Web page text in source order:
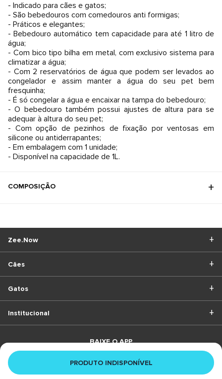
PRODUTO INDISPONÍVEL
- Indicado para cães e gatos;
- São bebedouros com comedouros anti formigas;
- Práticos e elegantes;
- Bebedouro automático tem capacidade para até 1 litro de
água;
- Com bico tipo bilha em metal, com exclusivo sistema para
climatizar a água;
- Com 2 reservatórios de água que podem ser levados ao
congelador e assim manter a água do seu pet bem
fresquinha;
- É só congelar a água e encaixar na tampa do bebedouro;
- O bebedouro também possui ajustes de altura para se
adequar à altura do seu pet;
- Com opção de pezinhos de fixação por ventosas em
silicone ou antiderrapantes;
- Em embalagem com 1 unidade;
- Disponível na capacidade de 1L.
COMPOSIÇÃO
Cães
Gatos
Zee.Now
Institucional
BAIXE O APP